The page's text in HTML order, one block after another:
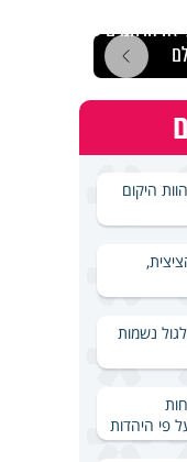
זה הרחמים של
היקום
נשמות
פי היהדות